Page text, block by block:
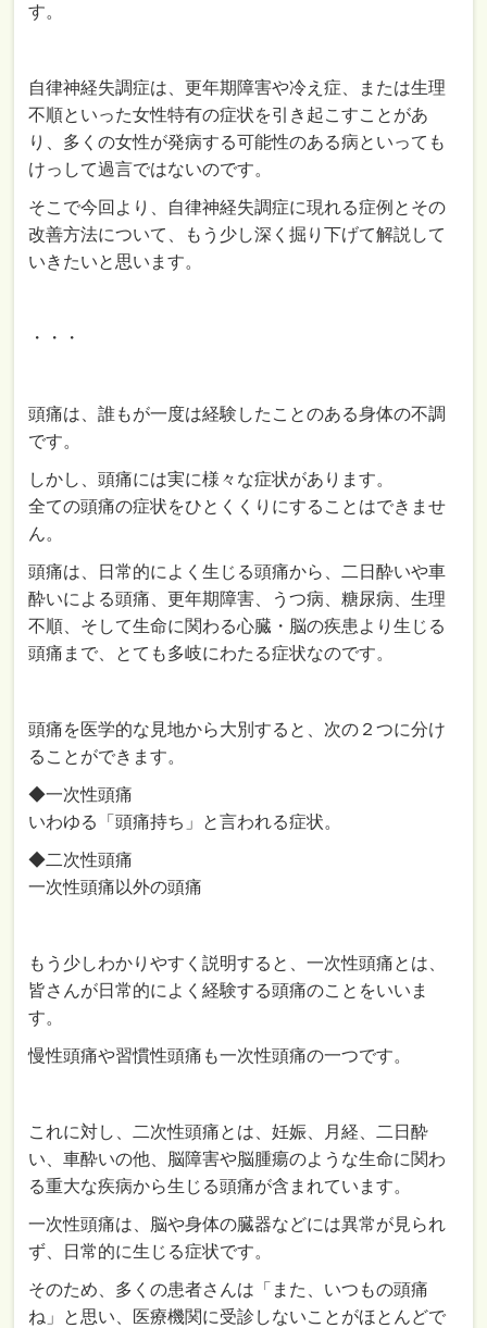
す。
自律神経失調症は、更年期障害や冷え症、または生理
不順といった女性特有の症状を引き起こすことがあ
り、多くの女性が発病する可能性のある病といっても
けっして過言ではないのです。
そこで今回より、自律神経失調症に現れる症例とその
改善方法について、もう少し深く掘り下げて解説して
いきたいと思います。
・・・
頭痛は、誰もが一度は経験したことのある身体の不調
です。
しかし、頭痛には実に様々な症状があります。
全ての頭痛の症状をひとくくりにすることはできませ
ん。
頭痛は、日常的によく生じる頭痛から、二日酔いや車
酔いによる頭痛、更年期障害、うつ病、糖尿病、生理
不順、そして生命に関わる心臓・脳の疾患より生じる
頭痛まで、とても多岐にわたる症状なのです。
頭痛を医学的な見地から大別すると、次の２つに分け
ることができます。
◆一次性頭痛
いわゆる「頭痛持ち」と言われる症状。
◆二次性頭痛
一次性頭痛以外の頭痛
もう少しわかりやすく説明すると、一次性頭痛とは、
皆さんが日常的によく経験する頭痛のことをいいま
す。
慢性頭痛や習慣性頭痛も一次性頭痛の一つです。
これに対し、二次性頭痛とは、妊娠、月経、二日酔
い、車酔いの他、脳障害や脳腫瘍のような生命に関わ
る重大な疾病から生じる頭痛が含まれています。
一次性頭痛は、脳や身体の臓器などには異常が見られ
ず、日常的に生じる症状です。
そのため、多くの患者さんは「また、いつもの頭痛
ね」と思い、医療機関に受診しないことがほとんどで